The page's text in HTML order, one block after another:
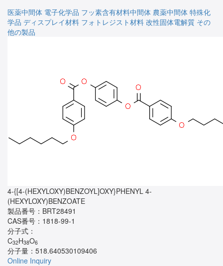
医薬中間体 電子化学品 フッ素含有材料中間体 農薬中間体 特殊化
学品 ディスプレイ材料 フォトレジスト材料 改性固体電解質 その
他の製品
4-{[4-(HEXYLOXY)BENZOYL]OXY}PHENYL 4-
(HEXYLOXY)BENZOATE
製品番号： BRT28491
CAS番号： 1818-99-1
分子式：
C32H38O6
分子量： 518.640530109406
Online Inquiry